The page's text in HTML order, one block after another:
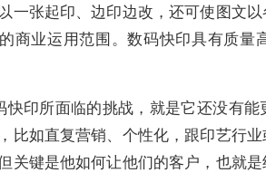
一张起印、边印边改，还可使图文
商业运用范围。数码快印具有质量
快印所面临的挑战，就是它还没有
比如直复营销、个性化，跟印艺行
关键是他如何让他们的客户，也就